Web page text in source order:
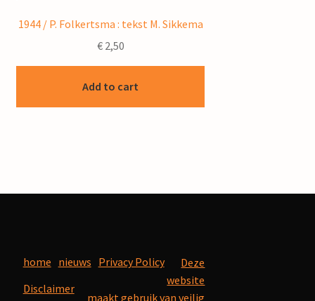
1944 / P. Folkertsma : tekst M. Sikkema
€2,50
Add to cart
home nieuws Privacy Policy
Disclaimer
Deze
website
maakt gebruik van veilig